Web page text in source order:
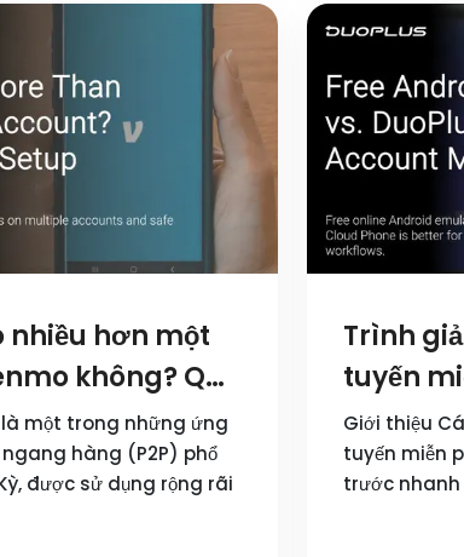
nhiều hơn một
không? Quy
an toàn
một trong những ứng
hàng (P2P) phổ
được sử dụng rộng rãi
Trình
tuyến
trong
Giải
Phone
Giới thiệu
tuyến miễn
trước